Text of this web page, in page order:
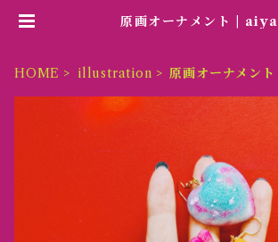
原画オーナメント | aiya
HOME illustration 原画オーナメント